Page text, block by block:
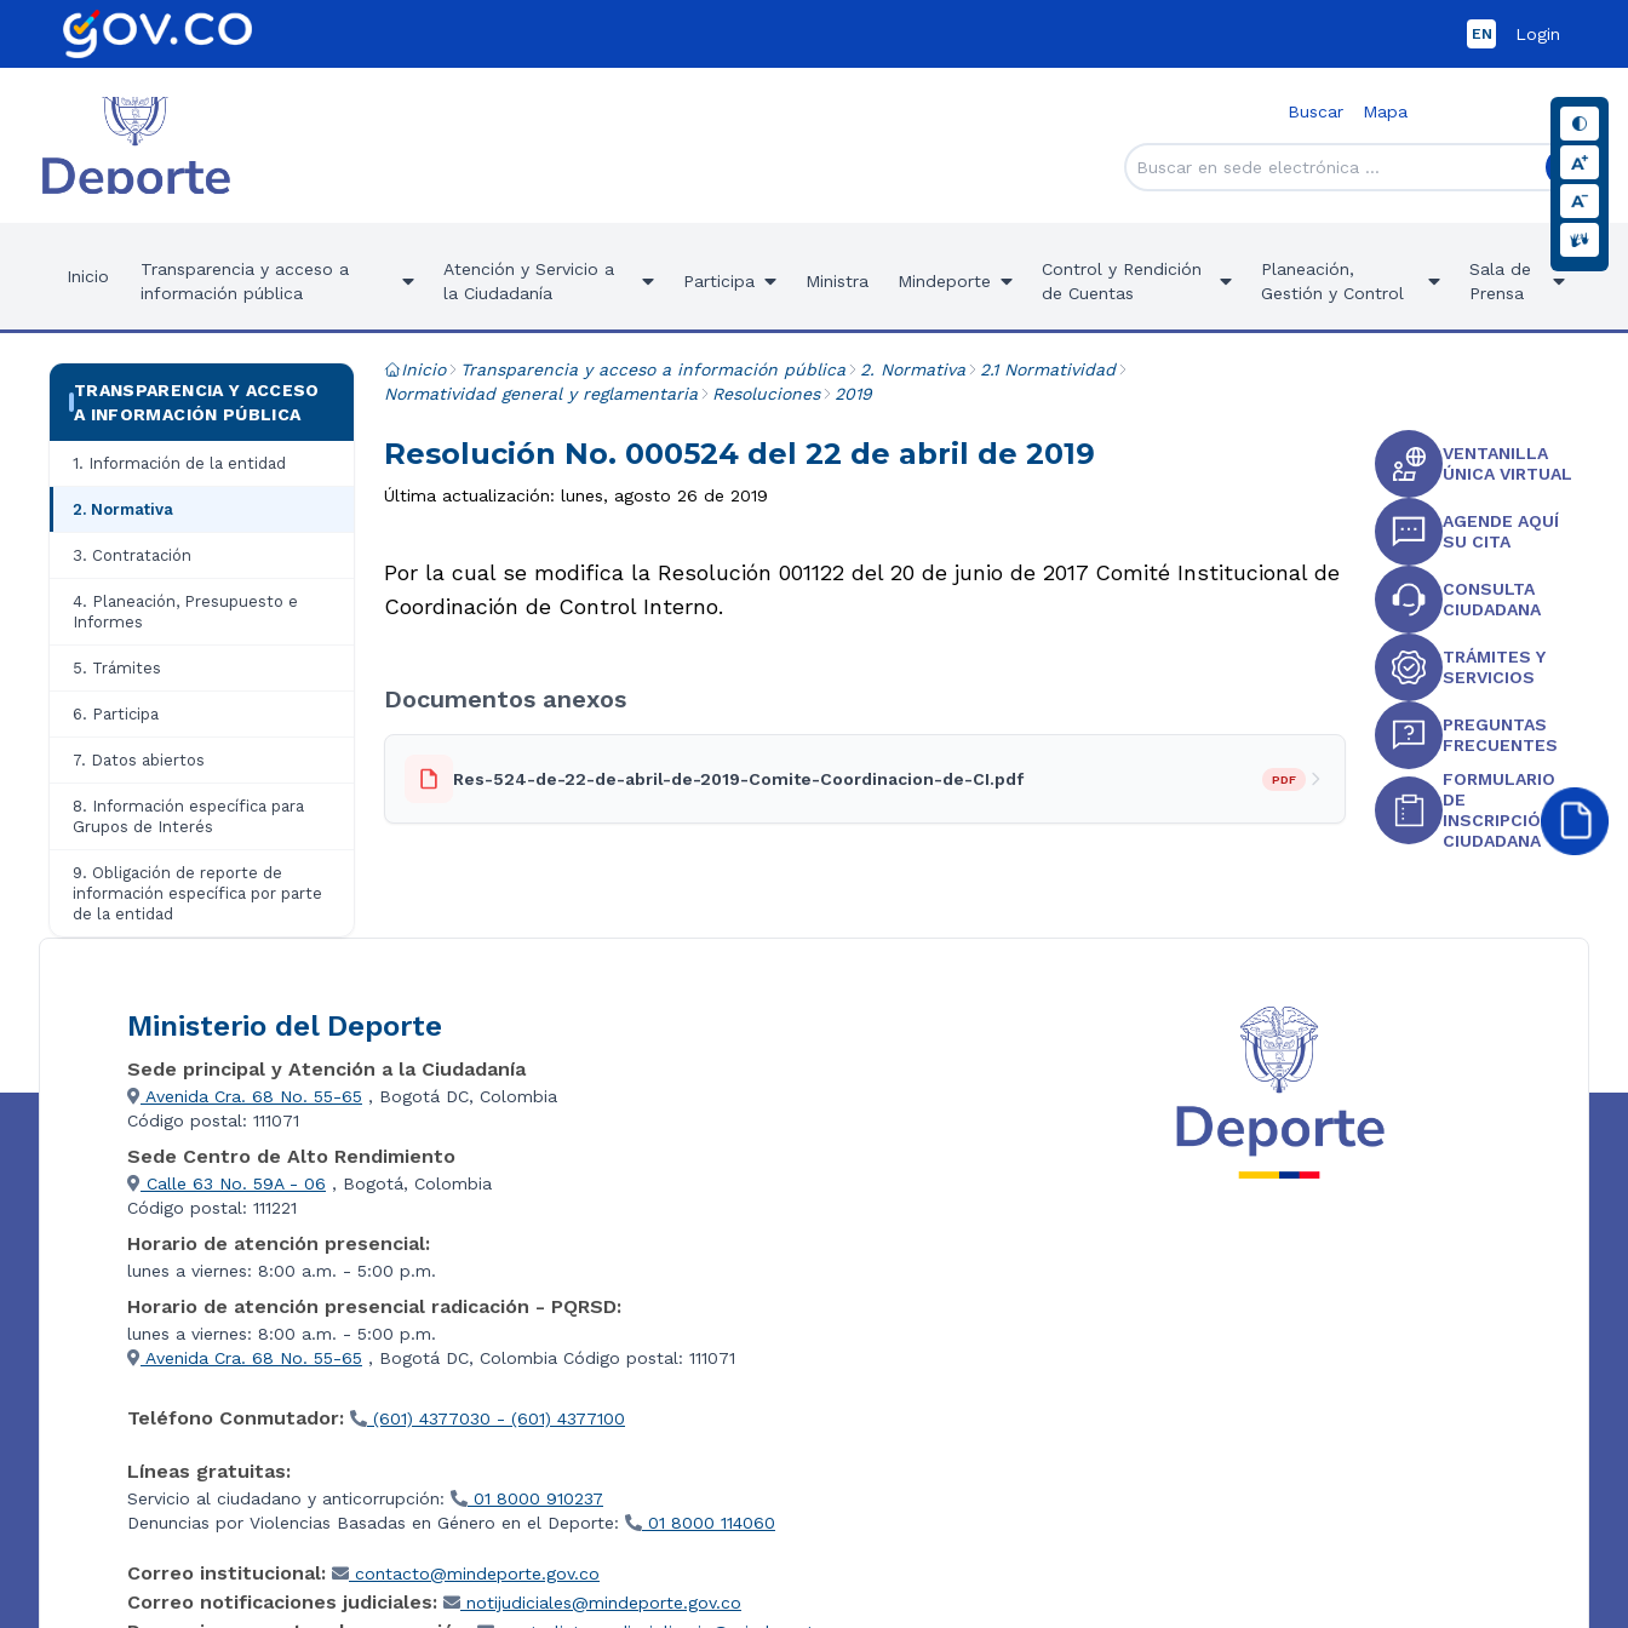
EN Login
Buscar Mapa
Inicio
Transparencia y acceso a
información pública
Atención y Servicio a
la Ciudadanía
Participa Ministra Mindeporte
Control y Rendición
de Cuentas
Planeación,
Gestión y Control
Sala de
Prensa
TRANSPARENCIA Y ACCESO
A INFORMACIÓN PÚBLICA
1. Información de la entidad
2. Normativa
3. Contratación
4. Planeación, Presupuesto e
Informes
5. Trámites
6. Participa
7. Datos abiertos
8. Información específica para
Grupos de Interés
9. Obligación de reporte de
información específica por parte
de la entidad
Inicio Transparencia y acceso a información pública 2. Normativa
2.1 Normatividad
Normatividad general y reglamentaria
Resoluciones 2019
Resolución No. 000524 del 22 de abril de 2019
Última actualización: lunes, agosto 26 de 2019
Por la cual se modifica la Resolución 001122 del 20 de junio de 2017 Comité Institucional de
Coordinación de Control Interno.
Documentos anexos
Res-524-de-22-de-abril-de-2019-Comite-Coordinacion-de-CI.pdf PDF
VENTANILLA
ÚNICA VIRTUAL
AGENDE AQUÍ
SU CITA
CONSULTA
CIUDADANA
TRÁMITES Y
SERVICIOS
PREGUNTAS
FRECUENTES
FORMULARIO
DE
INSCRIPCIÓN
CIUDADANA
Ministerio del Deporte
Sede principal y Atención a la Ciudadanía
Avenida Cra. 68 No. 55-65 , Bogotá DC, Colombia
Código postal: 111071
Sede Centro de Alto Rendimiento
Calle 63 No. 59A - 06 , Bogotá, Colombia
Código postal: 111221
Horario de atención presencial:
lunes a viernes: 8:00 a.m. - 5:00 p.m.
Horario de atención presencial radicación - PQRSD:
lunes a viernes: 8:00 a.m. - 5:00 p.m.
Avenida Cra. 68 No. 55-65 , Bogotá DC, Colombia Código postal: 111071
Teléfono Conmutador: (601) 4377030 - (601) 4377100
Líneas gratuitas:
Servicio al ciudadano y anticorrupción:
01 8000 910237
Denuncias por Violencias Basadas en Género en el Deporte:
01 8000 114060
Correo institucional: contacto@mindeporte.gov.co
Correo notificaciones judiciales: notijudiciales@mindeporte.gov.co